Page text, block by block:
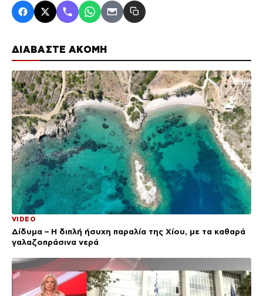
ΔΙΑΒΑΣΤΕ ΑΚΟΜΗ
VIDEO
Δίδυμα – Η διπλή ήσυχη παραλία της Χίου, με τα καθαρά
γαλαζοπράσινα νερά